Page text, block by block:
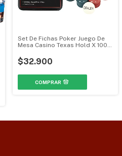
Set De Fichas Poker Juego De
Mesa Casino Texas Hold X 100
$32.900